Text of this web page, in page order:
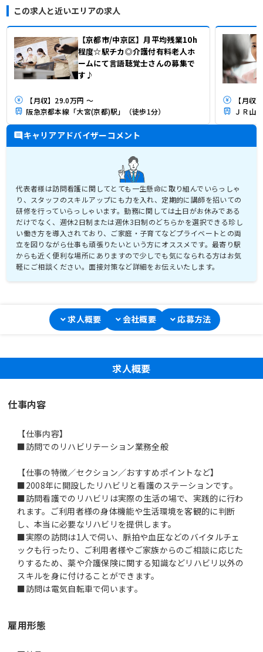
この求人と近いエリアの求人
【京都市/中京区】月平均残業10h
程度☆駅チカ◎介護付有料老人ホ
ームにて言語聴覚士さんの募集で
す♪
【月収】29.0万円 ～
阪急京都本線「大宮(京都)駅」（徒歩1分）
【月収
ＪＲ山
キャリアアドバイザーコメント
代表者様は訪問看護に関してとても一生懸命に取り組んでいらっしゃ
り、スタッフのスキルアップにも力を入れ、定期的に講師を招いての
研修を行っていらっしゃいます。勤務に関しては土日がお休みである
だけでなく、週休2日制または週休3日制のどちらかを選択できる珍し
い働き方を導入されており、ご家庭・子育てなどプライベートとの両
立を図りながら仕事も頑張りたいという方にオススメです。最寄り駅
からも近く便利な場所にありますので少しでも気になられる方はお気
軽にご相談ください。面接対策など詳細をお伝えいたします。
求人概要 会社概要 応募方法
求人概要
仕事内容
【仕事内容】
■訪問でのリハビリテーション業務全般
【仕事の特徴／セクション／おすすめポイントなど】
■2008年に開設したリハビリと看護のステーションです。
■訪問看護でのリハビリは実際の生活の場で、実践的に行わ
れます。ご利用者様の身体機能や生活環境を客観的に判断
し、本当に必要なリハビリを提供します。
■実際の訪問は1人で伺い、脈拍や血圧などのバイタルチェ
ックも行ったり、ご利用者様やご家族からのご相談に応じた
りするため、薬や介護保険に関する知識などリハビリ以外の
スキルを身に付けることができます。
■訪問は電気自転車で伺います。
雇用形態